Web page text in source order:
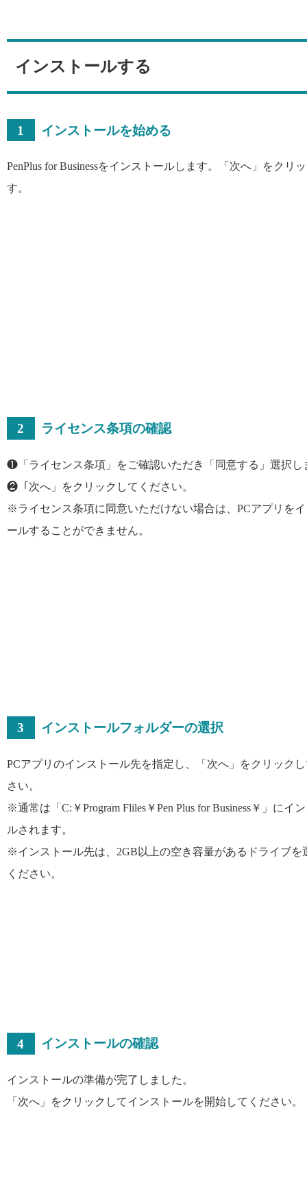
インストールする
1 インストールを始める
PenPlus for Businessをインストールします。「次へ」をクリ
す。
2 ライセンス条項の確認
❶「ライセンス条項」をご確認いただき「同意する」選択し
❷「次へ」をクリックしてください。
※ライセンス条項に同意いただけない場合は、PCアプリを
ールすることができません。
3 インストールフォルダーの選択
PCアプリのインストール先を指定し、「次へ」をクリック
さい。
※通常は「C:￥Program Fliles￥Pen Plus for Business￥」にイ
ルされます。
※インストール先は、2GB以上の空き容量があるドライブを
ください。
4 インストールの確認
インストールの準備が完了しました。
「次へ」をクリックしてインストールを開始してください。